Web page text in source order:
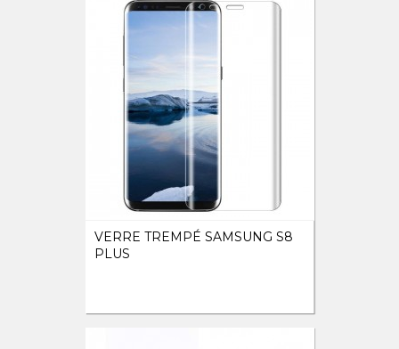
VERRE TREMPÉ SAMSUNG S8
PLUS